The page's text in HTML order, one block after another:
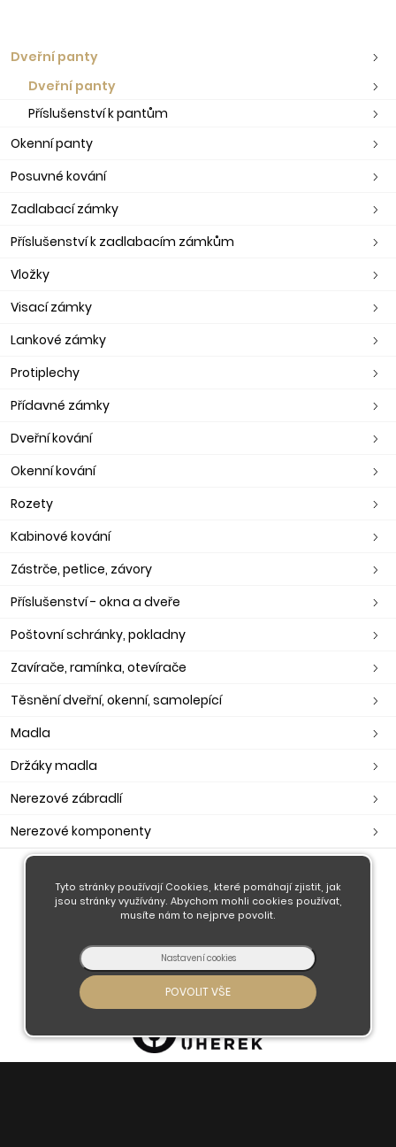
Dveřní panty
Dveřní panty
Příslušenství k pantům
Okenní panty
Posuvné kování
Zadlabací zámky
Příslušenství k zadlabacím zámkům
Vložky
Visací zámky
Lankové zámky
Protiplechy
Přídavné zámky
Dveřní kování
Okenní kování
Rozety
Kabinové kování
Zástrče, petlice, závory
Příslušenství - okna a dveře
Poštovní schránky, pokladny
Zavírače, ramínka, otevírače
Těsnění dveřní, okenní, samolepící
Madla
Držáky madla
Nerezové zábradlí
Nerezové komponenty
O nás
Obchodní podmínky
Kontaktujte nás
Tyto stránky používají Cookies, které pomáhají zjistit, jak
jsou stránky využívány. Abychom mohli cookies používat,
musíte nám to nejprve povolit.